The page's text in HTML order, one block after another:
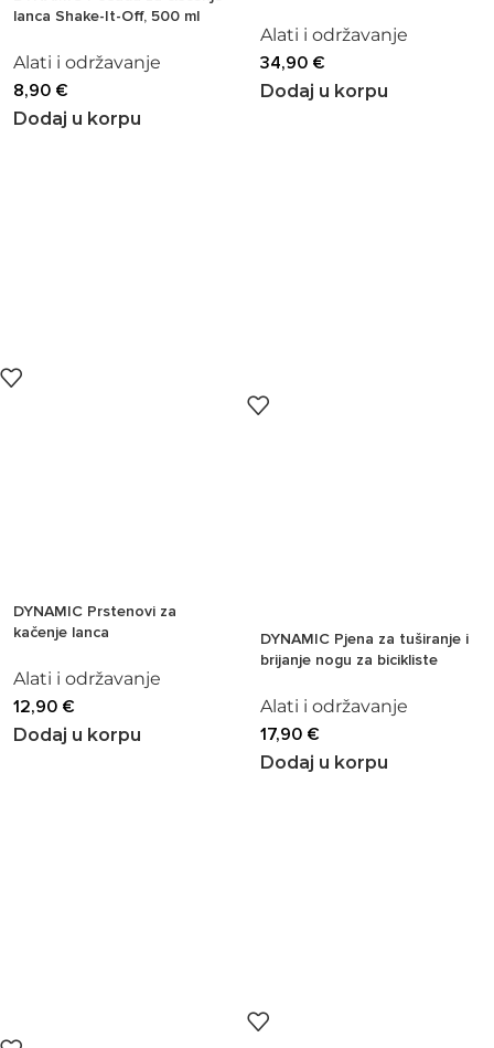
lanca Shake-It-Off, 500 ml
Alati i održavanje
8,90 €
Dodaj u korpu
Alati i održavanje
34,90 €
Dodaj u korpu
DYNAMIC Prstenovi za
kačenje lanca
Alati i održavanje
12,90 €
Dodaj u korpu
DYNAMIC Pjena za tuširanje i
brijanje nogu za bicikliste
Alati i održavanje
17,90 €
Dodaj u korpu